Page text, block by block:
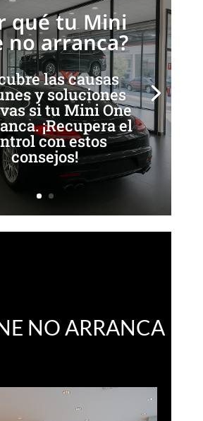
qué tu Mini
no arranca?
las causas
y soluciones
si tu Mini One
¡Recupera el
con estos
consejos!
NO ARRANCA